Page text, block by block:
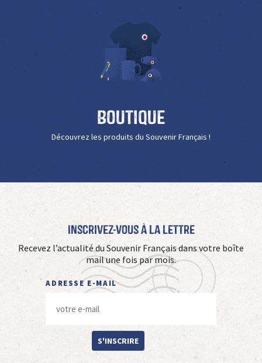
Boutique
Découvrez les produits du Souvenir Français !
Inscrivez-vous à La Lettre
Recevez l’actualité du Souvenir Français dans votre boîte
mail une fois par mois.
ADRESSE E-MAIL
S'INSCRIRE